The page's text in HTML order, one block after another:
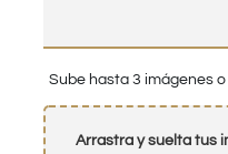
Sube hasta 3 imágenes
Arrastra y suelta tus